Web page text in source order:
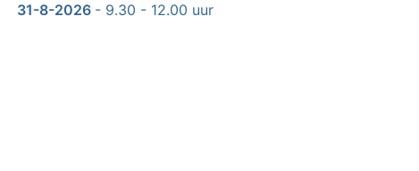
31-8-2026 - 9.30 - 12.00 uur